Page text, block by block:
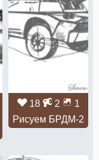
18 2
1
Рисуем БРДМ-2